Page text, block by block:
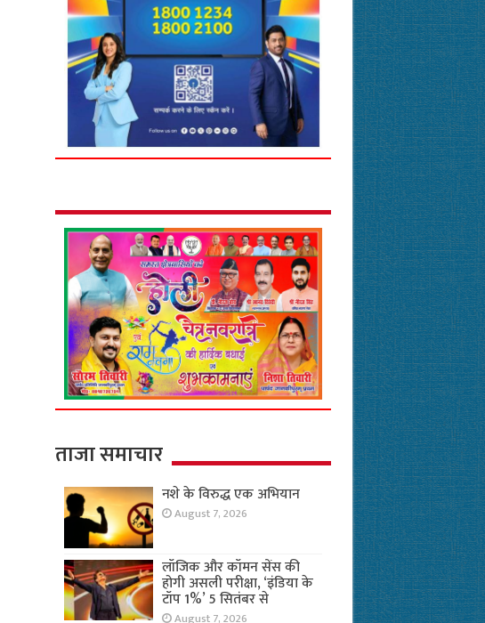
ताजा समाचार
नशे के विरुद्ध एक अभियान
August 7, 2026
लॉजिक और कॉमन सेंस की
होगी असली परीक्षा, ‘इंडिया के
टॉप 1%’ 5 सितंबर से
August 7, 2026